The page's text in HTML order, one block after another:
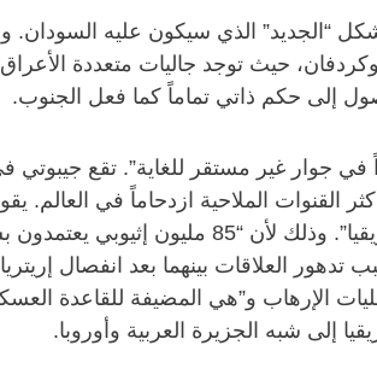
“الجديد” الذي سيكون عليه
حيث توجد جاليات متعددة الأعراق
إلى حكم ذاتي تماماً كما فعل الجنوب.
في جوار غير مستقر للغاية”. تقع
القنوات الملاحية ازدحاماً في
التجارة الدولية، إلا أنها هامة جداً من حيث
تدهور العلاقات بينهما بعد انفصال
الإرهاب و”هي المضيفة للقاعدة
إلى شبه الجزيرة العربية وأوروبا.